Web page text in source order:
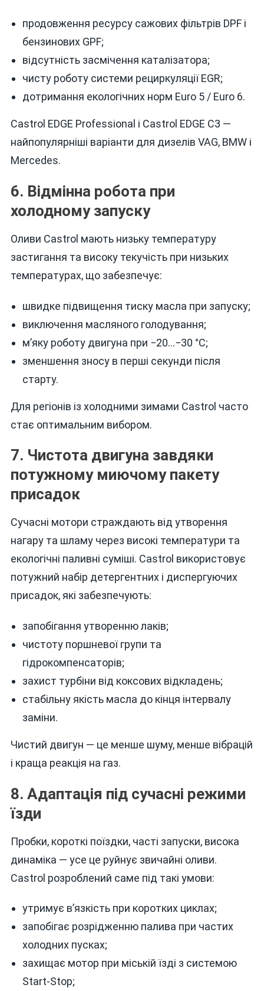
продовження ресурсу сажових фільтрів DPF і
бензинових GPF;
відсутність засмічення каталізатора;
чисту роботу системи рециркуляції EGR;
дотримання екологічних норм Euro 5 / Euro 6.
Castrol EDGE Professional і Castrol EDGE C3 —
найпопулярніші варіанти для дизелів VAG, BMW і
Mercedes.
6. Відмінна робота при
холодному запуску
Оливи Castrol мають низьку температуру
застигання та високу текучість при низьких
температурах, що забезпечує:
швидке підвищення тиску масла при запуску;
виключення масляного голодування;
м’яку роботу двигуна при −20…−30 °C;
зменшення зносу в перші секунди після
старту.
Для регіонів із холодними зимами Castrol часто
стає оптимальним вибором.
7. Чистота двигуна завдяки
потужному миючому пакету
присадок
Сучасні мотори страждають від утворення
нагару та шламу через високі температури та
екологічні паливні суміші. Castrol використовує
потужний набір детергентних і диспергуючих
присадок, які забезпечують:
запобігання утворенню лаків;
чистоту поршневої групи та
гідрокомпенсаторів;
захист турбіни від коксових відкладень;
стабільну якість масла до кінця інтервалу
заміни.
Чистий двигун — це менше шуму, менше вібрацій
і краща реакція на газ.
8. Адаптація під сучасні режими
їзди
Пробки, короткі поїздки, часті запуски, висока
динаміка — усе це руйнує звичайні оливи.
Castrol розроблений саме під такі умови:
утримує в’язкість при коротких циклах;
запобігає розрідженню палива при частих
холодних пусках;
захищає мотор при міській їзді з системою
Start-Stop;